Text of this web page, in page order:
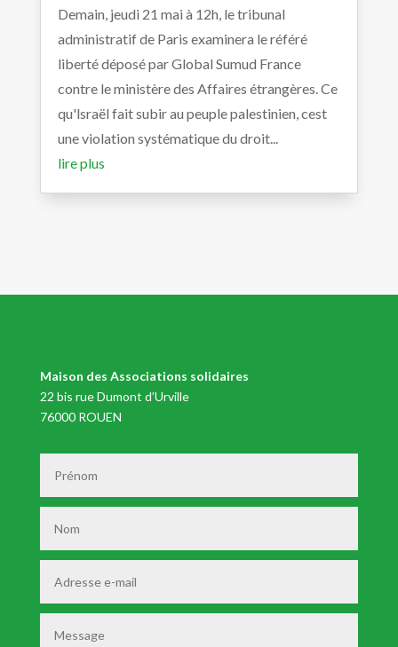
Demain, jeudi 21 mai à 12h, le tribunal
administratif de Paris examinera le référé
liberté déposé par Global Sumud France
contre le ministère des Affaires étrangères. Ce
qu'lsraël fait subir au peuple palestinien, cest
une violation systématique du droit...
lire plus
Maison des Associations solidaires
22 bis rue Dumont d’Urville
76000 ROUEN